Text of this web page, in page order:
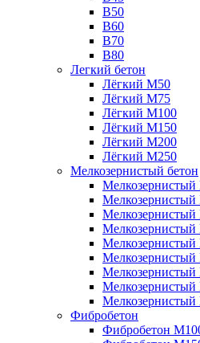
B50
B60
B70
B80
Легкий бетон
Лёгкий М50
Лёгкий М75
Лёгкий М100
Лёгкий М150
Лёгкий М200
Лёгкий М250
Мелкозернистый бетон
Фибробетон
Фибробетон